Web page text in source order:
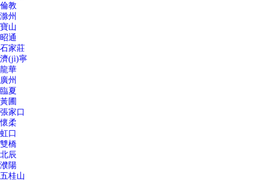
倫教
滁州
寶山
昭通
石家莊
濟(jì)寧
龍華
廣州
臨夏
黃圃
張家口
懷柔
虹口
雙橋
北辰
濮陽
五桂山